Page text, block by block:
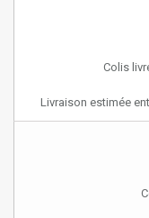
Colis
Livraison estimée